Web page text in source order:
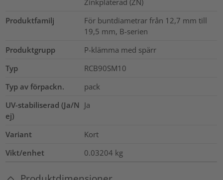
Produktfamilj
För buntdiametrar från 12,7 mm till
19,5 mm, B-serien
Produktgrupp
P-klämma med spärr
Typ
RCB90SM10
Typ av förpackn.
pack
UV-stabiliserad (Ja/N
ej)
Ja
Variant
Kort
Vikt/enhet
0.03204 kg